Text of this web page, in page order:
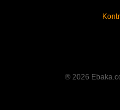
® 2026